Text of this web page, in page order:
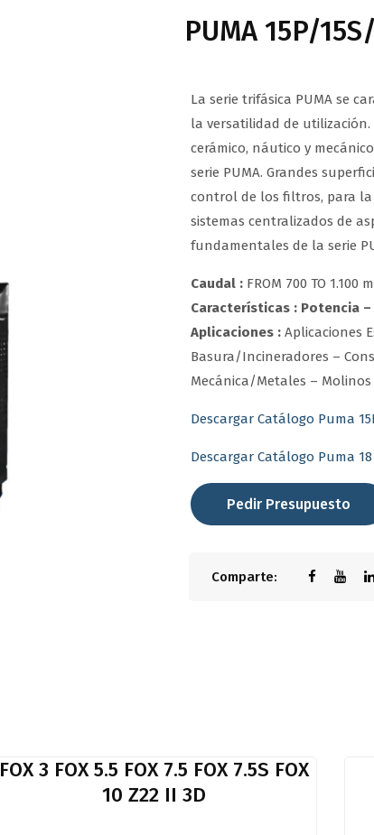
PUMA 15P/
La serie trifásica PUMA se
la versatilidad de utilización.
cerámico, náutico y
serie PUMA. Grandes
control de los filtros, para la
sistemas centralizados de
fundamentales de la serie
Caudal:FROM 700 TO 1.100
Características : Potencia –
Aplicaciones:Aplicaciones
Basura/Incineradores –
Mecánica/Metales –
Descargar Catálogo Puma
Descargar Catálogo Puma 18
Pedir Presupuesto
Comparte:
FOX 3 FOX 5.5 FOX 7.5 FOX 7.5S FOX
10 Z22 II 3D